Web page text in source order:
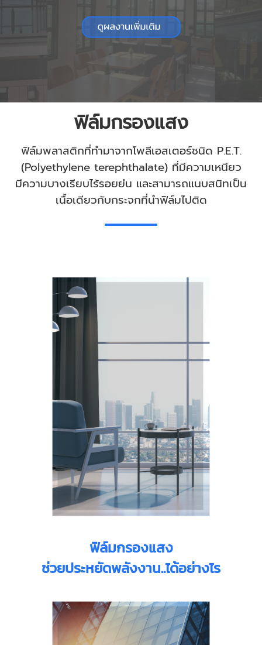
ฟิล์มกรองแสง
ฟิล์มพลาสติกที่ทำมาจากโพลีเอสเตอร์ชนิด P.E.T.
(Polyethylene terephthalate) ที่มีความเหนียว
มีความบางเรียบไร้รอยย่น และสามารถแนบสนิทเป็น
เนื้อเดียวกับกระจกที่นำฟิล์มไปติด
ฟิล์มกรองแสง
ช่วยประหยัดพลังงาน..ได้อย่างไร